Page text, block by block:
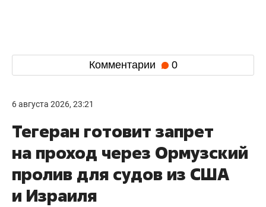
Комментарии 0
6 августа 2026, 23:21
Тегеран готовит запрет
на проход через Ормузский
пролив для судов из США
и Израиля